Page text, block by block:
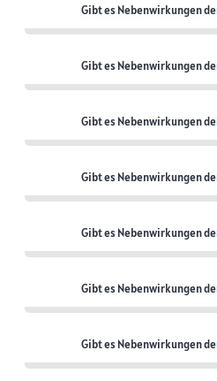
Gibt es Nebenwirkungen
Gibt es Nebenwirkungen
Gibt es Nebenwirkungen
Gibt es Nebenwirkungen
Gibt es Nebenwirkungen
Gibt es Nebenwirkungen
Gibt es Nebenwirkungen